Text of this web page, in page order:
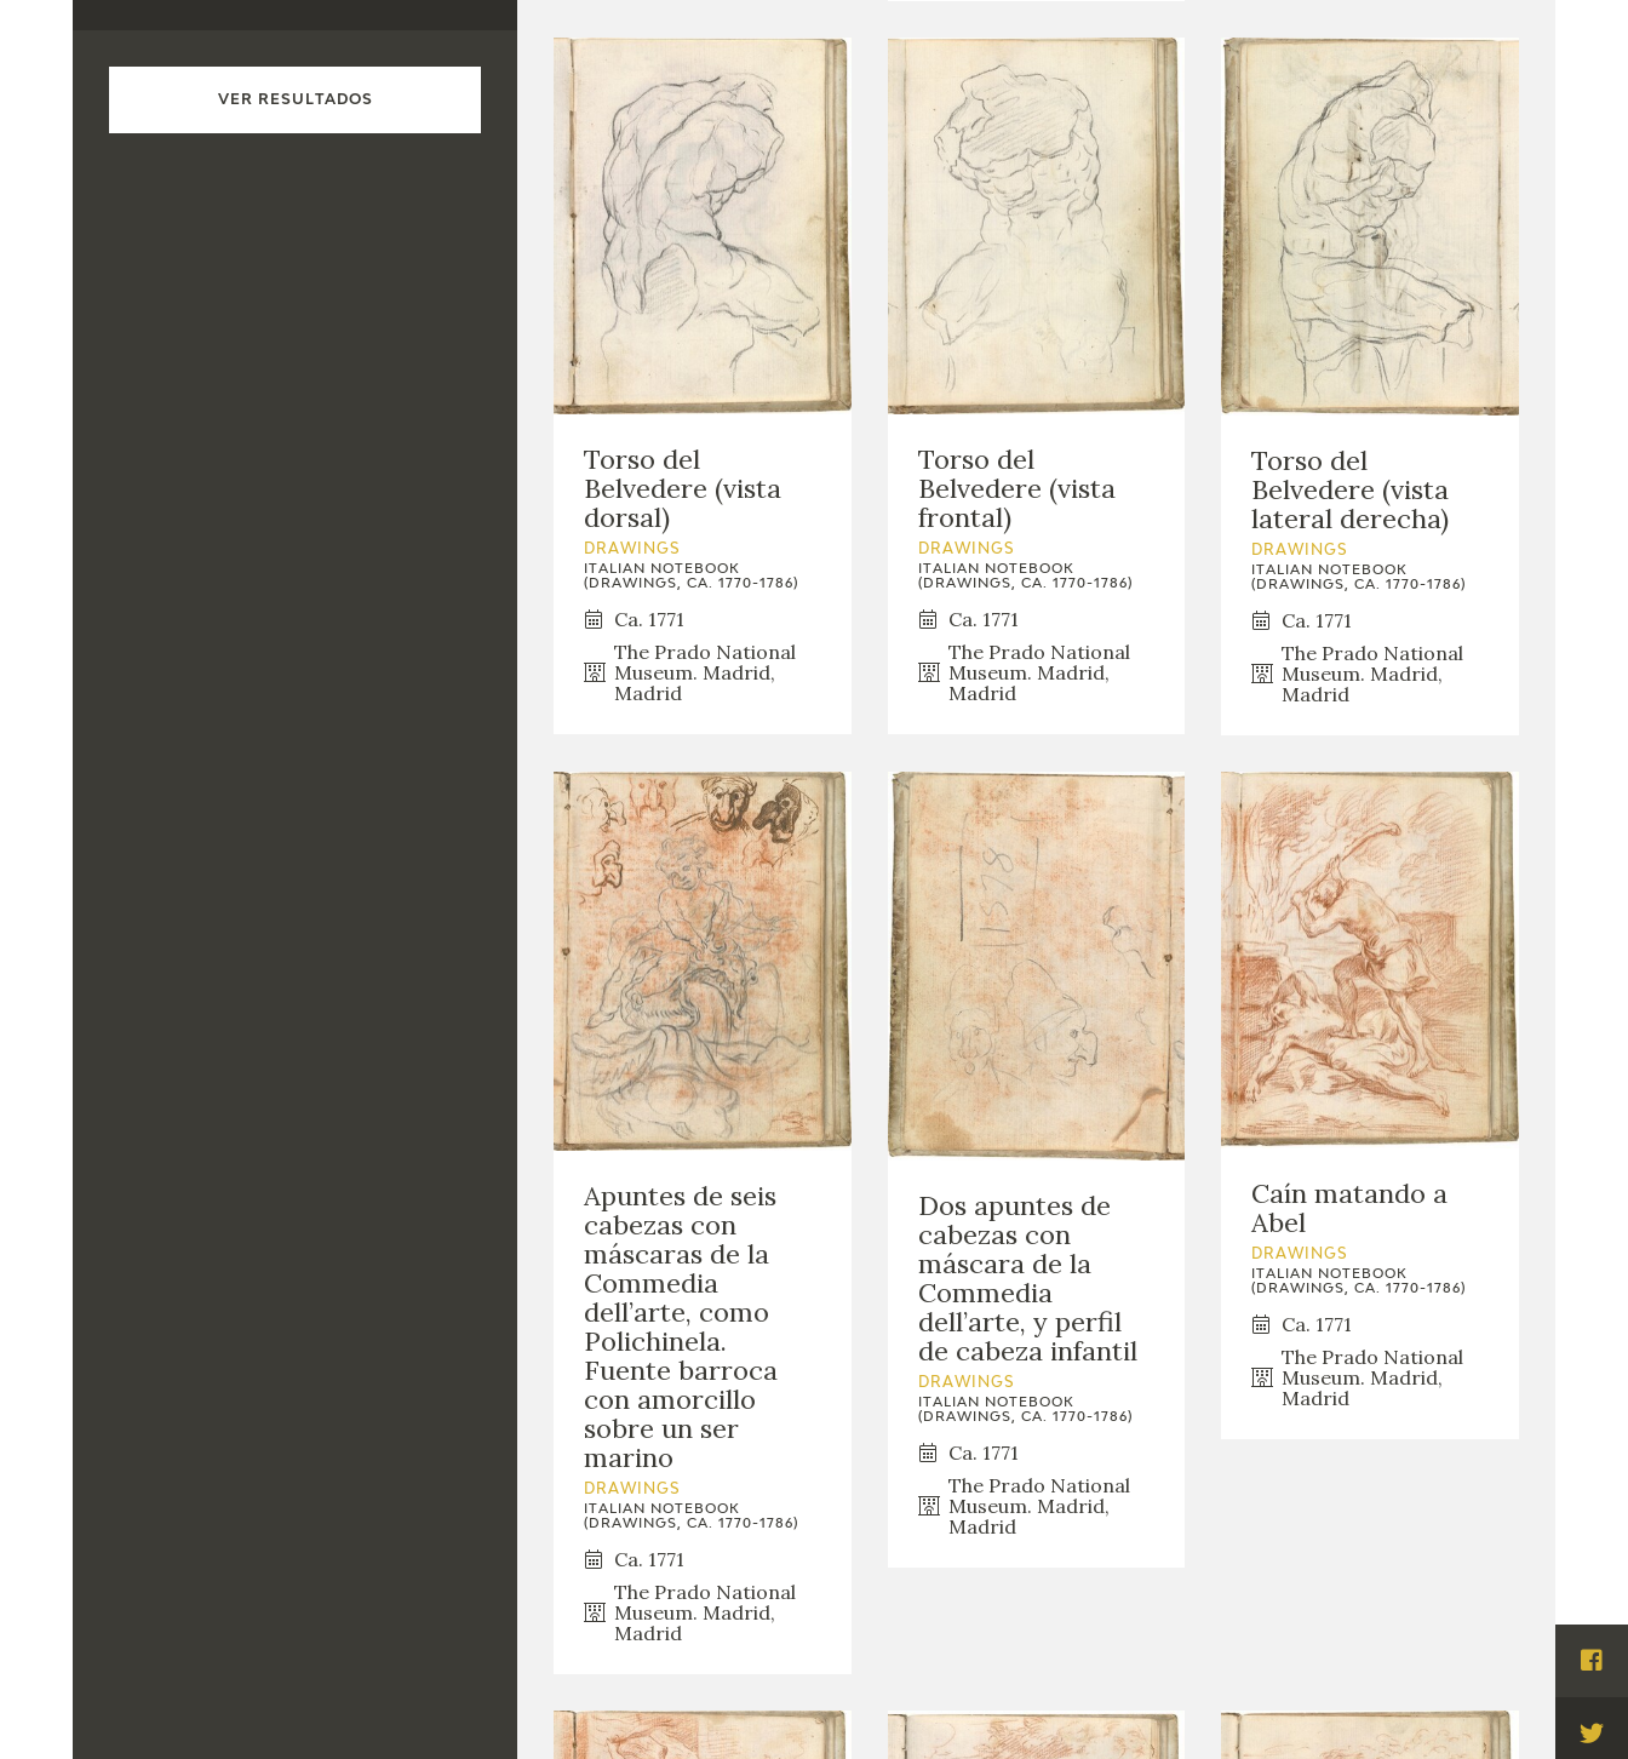
Torso del
Belvedere (vista
dorsal)
DRAWINGS
ITALIAN NOTEBOOK
(DRAWINGS, CA. 1770-1786)
Ca. 1771
The Prado National
Museum. Madrid,
Madrid
Torso del
Belvedere (vista
frontal)
DRAWINGS
ITALIAN NOTEBOOK
(DRAWINGS, CA. 1770-1786)
Ca. 1771
The Prado National
Museum. Madrid,
Madrid
Torso del
Belvedere (vista
lateral derecha)
DRAWINGS
ITALIAN NOTEBOOK
(DRAWINGS, CA. 1770-1786)
Ca. 1771
The Prado National
Museum. Madrid,
Madrid
Apuntes de seis
cabezas con
máscaras de la
Commedia
dell’arte, como
Polichinela.
Fuente barroca
con amorcillo
sobre un ser
marino
DRAWINGS
ITALIAN NOTEBOOK
(DRAWINGS, CA. 1770-1786)
Ca. 1771
The Prado National
Museum. Madrid,
Madrid
Dos apuntes de
cabezas con
máscara de la
Commedia
dell’arte, y perfil
de cabeza infantil
DRAWINGS
ITALIAN NOTEBOOK
(DRAWINGS, CA. 1770-1786)
Ca. 1771
The Prado National
Museum. Madrid,
Madrid
Caín matando a
Abel
DRAWINGS
ITALIAN NOTEBOOK
(DRAWINGS, CA. 1770-1786)
Ca. 1771
The Prado National
Museum. Madrid,
Madrid